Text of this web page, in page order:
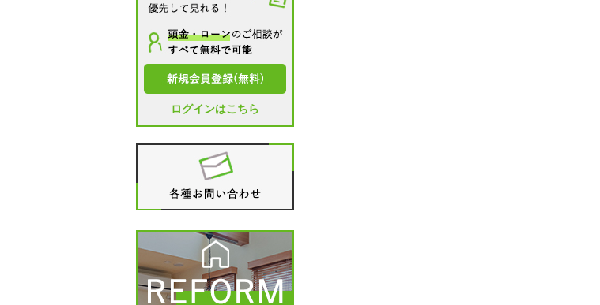
ログインはこちら